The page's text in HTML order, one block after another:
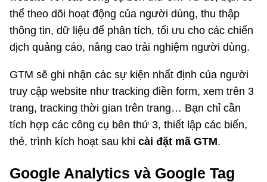
thể theo dõi hoạt động của người dùng, thu thập
thông tin, dữ liệu để phân tích, tối ưu cho các chiến
dịch quảng cáo, nâng cao trải nghiệm người dùng.
GTM sẽ ghi nhận các sự kiện nhất định của người
truy cập website như tracking điền form, xem trên 3
trang, tracking thời gian trên trang… Bạn chỉ cần
tích hợp các công cụ bên thứ 3, thiết lập các biến,
thẻ, trình kích hoạt sau khi cài đặt mã GTM.
Google Analytics và Google Tag